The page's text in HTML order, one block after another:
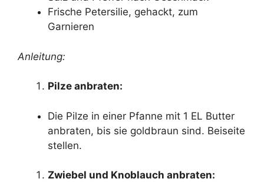
Frische Petersilie, gehackt, zum
Garnieren
Anleitung:
Pilze anbraten:
Die Pilze in einer Pfanne mit 1 EL Butter
anbraten, bis sie goldbraun sind. Beiseite
stellen.
Zwiebel und Knoblauch anbraten: